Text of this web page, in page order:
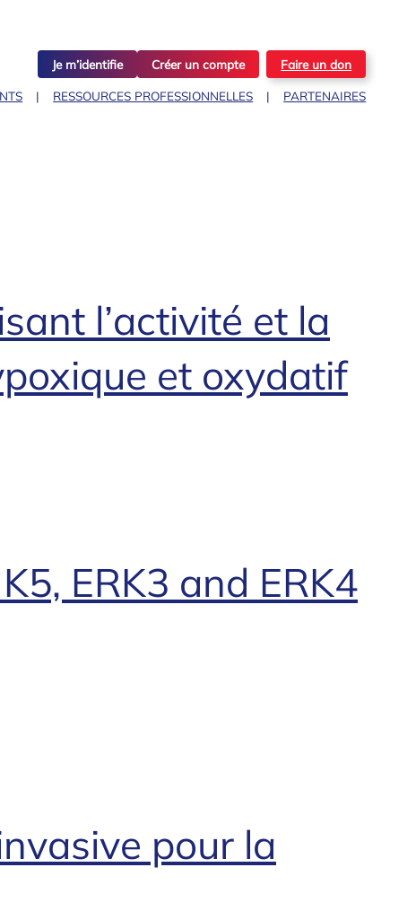
Je m’identifie Créer un compte Faire un don
RESSOURCES PROFESSIONNELLES PARTENAIRES
l’activité et la
et oxydatif
ERK3 and ERK4
pour la